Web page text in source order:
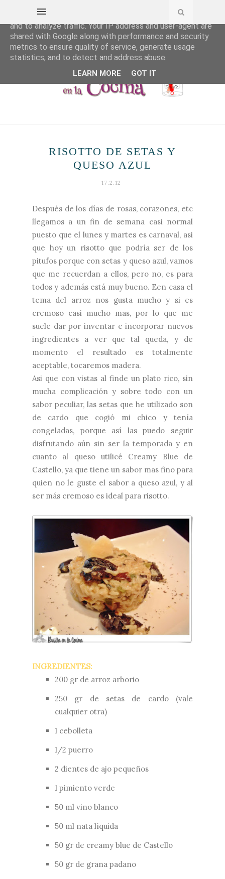
RISOTTO DE SETAS Y
QUESO AZUL
17.2.12
Después de los días de rosas, corazones, etc
llegamos a un fin de semana casi normal
puesto que el lunes y martes es carnaval, asi
que hoy un risotto que podría ser de los
pitufos porque con setas y queso azul, vamos
que me recuerdan a ellos, pero no, es para
todos y además está muy bueno. Een casa el
tema del arroz nos gusta mucho y si es
cremoso casi mucho mas, por lo que me
suele dar por inventar e incorporar nuevos
ingredientes a ver que tal queda, y de
momento el resultado es totalmente
aceptable, tocaremos madera.
Asi que con vistas al finde un plato rico, sin
mucha complicación y sobre todo con un
sabor peculiar, las setas que he utilizado son
de cardo que cogió mi chico y tenía
congeladas, porque así las puedo seguir
disfrutando aún sin ser la temporada y en
cuanto al queso utilicé Creamy Blue de
Castello, ya que tiene un sabor mas fino para
quien no le guste el sabor a queso azul, y al
ser más cremoso es ideal para risotto.
INGREDIENTES:
200 gr de arroz arborio
250 gr de setas de cardo (vale
cualquier otra)
1 cebolleta
1/2 puerro
2 dientes de ajo pequeños
1 pimiento verde
50 ml vino blanco
50 ml nata líquida
50 gr de creamy blue de Castello
50 gr de grana padano
This site uses cookies from Google to deliver its services
and to analyze traffic. Your IP address and user-agent are
shared with Google along with performance and security
metrics to ensure quality of service, generate usage
statistics, and to detect and address abuse.
LEARN MORE GOT IT